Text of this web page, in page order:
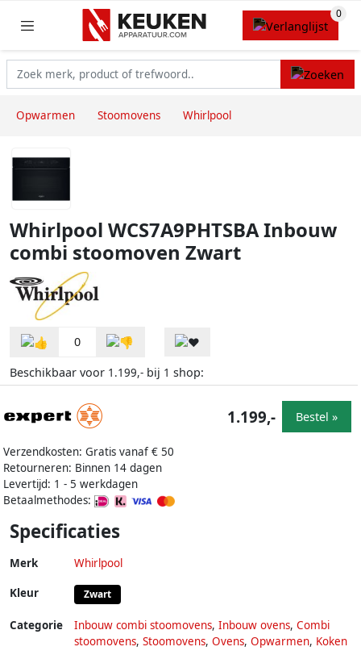
Opwarmen Stoomovens Whirlpool
Whirlpool WCS7A9PHTSBA Inbouw
combi stoomoven Zwart
0
Beschikbaar voor 1.199,- bij 1 shop:
Verzendkosten: Gratis vanaf € 50
Retourneren: Binnen 14 dagen
Levertijd: 1 - 5 werkdagen
Betaalmethodes:
1.199,- Bestel »
Specificaties
Merk Whirlpool
Kleur Zwart
Categorie Inbouw combi stoomovens, Inbouw ovens, Combi
stoomovens, Stoomovens, Ovens, Opwarmen, Koken